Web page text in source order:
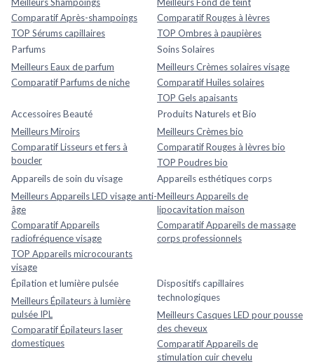
Comparatif Après-shampoings
TOP Sérums capillaires
Comparatif Rouges à lèvres
TOP Ombres à paupières
Parfums
Meilleurs Eaux de parfum
Comparatif Parfums de niche
Soins Solaires
Meilleurs Crèmes solaires visage
Comparatif Huiles solaires
TOP Gels apaisants
Accessoires Beauté
Meilleurs Miroirs
Comparatif Lisseurs et fers à
boucler
Produits Naturels et Bio
Meilleurs Crèmes bio
Comparatif Rouges à lèvres bio
TOP Poudres bio
Appareils de soin du visage
Meilleurs Appareils LED visage anti-
âge
Comparatif Appareils
radiofréquence visage
TOP Appareils microcourants
visage
Appareils esthétiques corps
Meilleurs Appareils de
lipocavitation maison
Comparatif Appareils de massage
corps professionnels
Épilation et lumière pulsée
Meilleurs Épilateurs à lumière
pulsée IPL
Comparatif Épilateurs laser
domestiques
Dispositifs capillaires
technologiques
Meilleurs Casques LED pour pousse
des cheveux
Comparatif Appareils de
stimulation cuir chevelu